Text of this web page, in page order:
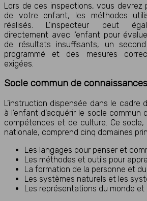
Lors de ces inspections, vous devrez
de votre enfant, les méthodes
réalisés. L’inspecteur peut
directement avec l’enfant pour
de résultats insuffisants, un
programmé et des mesures
exigées.
Socle commun de
L’instruction dispensée dans le cadre
à l’enfant d’acquérir le socle commun
compétences et de culture. Ce socle,
nationale, comprend cinq domaines
Les langages pour penser et
Les méthodes et outils pour
La formation de la personne et
Les systèmes naturels et les
Les représentations du monde et